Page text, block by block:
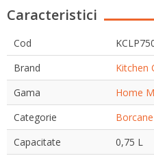
Caracteristici
Cod
Brand
Kitchen
Gama
Home
Categorie
Capacitate
0,75 L